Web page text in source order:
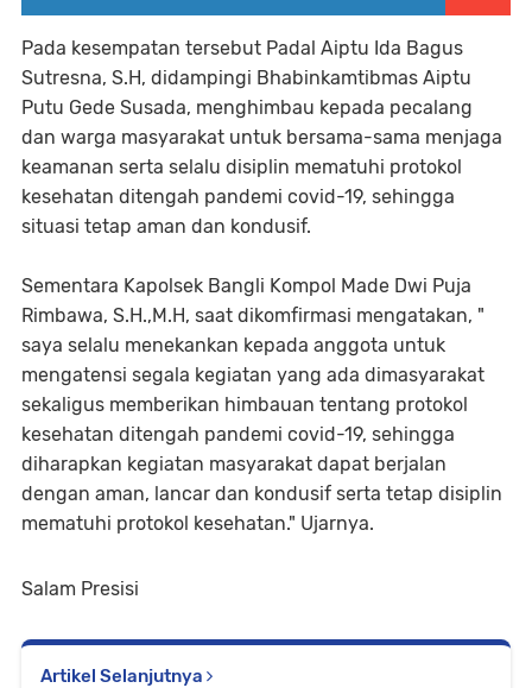
Pada kesempatan tersebut Padal Aiptu Ida Bagus
Sutresna, S.H, didampingi Bhabinkamtibmas Aiptu
Putu Gede Susada, menghimbau kepada pecalang
dan warga masyarakat untuk bersama-sama menjaga
keamanan serta selalu disiplin mematuhi protokol
kesehatan ditengah pandemi covid-19, sehingga
situasi tetap aman dan kondusif.
Sementara Kapolsek Bangli Kompol Made Dwi Puja
Rimbawa, S.H.,M.H, saat dikomfirmasi mengatakan, "
saya selalu menekankan kepada anggota untuk
mengatensi segala kegiatan yang ada dimasyarakat
sekaligus memberikan himbauan tentang protokol
kesehatan ditengah pandemi covid-19, sehingga
diharapkan kegiatan masyarakat dapat berjalan
dengan aman, lancar dan kondusif serta tetap disiplin
mematuhi protokol kesehatan." Ujarnya.
Salam Presisi
Artikel Selanjutnya